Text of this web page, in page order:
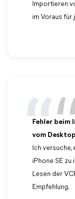
Importieren
im Voraus für
Fehler beim
vom Desktop
Ich versuche,
iPhone SE zu
Lesen der
Empfehlung.